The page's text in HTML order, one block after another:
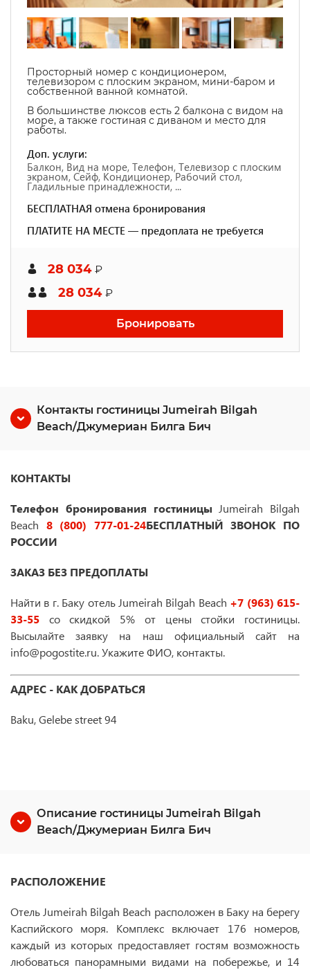
Просторный номер с кондиционером,
телевизором с плоским экраном, мини-баром и
собственной ванной комнатой.
В большинстве люксов есть 2 балкона с видом на
море, а также гостиная с диваном и место для
работы.
Доп. услуги:
Балкон, Вид на море, Телефон, Телевизор с плоским
экраном, Сейф, Кондиционер, Рабочий стол,
Гладильные принадлежности, ...
БЕСПЛАТНАЯ отмена бронирования
ПЛАТИТЕ НА МЕСТЕ — предоплата не требуется
28 034 ₽
28 034 ₽
Бронировать
Контакты гостиницы Jumeirah Bilgah
Beach/Джумериан Билга Бич
КОНТАКТЫ
Телефон бронирования гостиницы Jumeirah Bilgah
Beach 8 (800) 777-01-24БЕСПЛАТНЫЙ ЗВОНОК ПО
РОССИИ
ЗАКАЗ БЕЗ ПРЕДОПЛАТЫ
Найти в г. Баку отель Jumeirah Bilgah Beach +7 (963) 615-
33-55 со скидкой 5% от цены стойки гостиницы.
Высылайте заявку на наш официальный сайт на
info@pogostite.ru. Укажите ФИО, контакты.
АДРЕС - КАК ДОБРАТЬСЯ
Baku, Gelebe street 94
Описание гостиницы Jumeirah Bilgah
Beach/Джумериан Билга Бич
РАСПОЛОЖЕНИЕ
Отель Jumeirah Bilgah Beach расположен в Баку на берегу
Каспийского моря. Комплекс включает 176 номеров,
каждый из которых предоставляет гостям возможность
любоваться панорамными видами на побережье, и 14